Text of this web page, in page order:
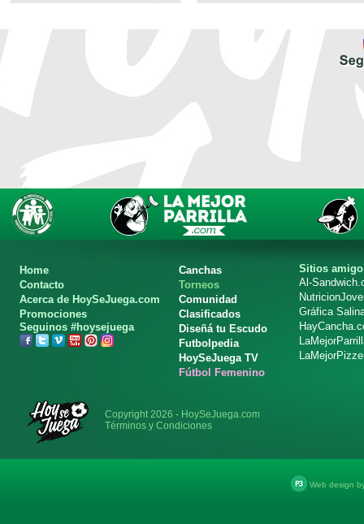
Home
Contacto
Acerca de HoySeJuega.com
Promociones
Seguinos #hoysejuega
Canchas
Torneos
Comunidad
Clasificados
Diseñá tu Escudo
Futbolpedia
HoySeJuega TV
Fútbol Femenino
Sitios
Al-
Gráfica
Copyright 2026 - HoySeJuega.com
Términos y Condiciones
Web design